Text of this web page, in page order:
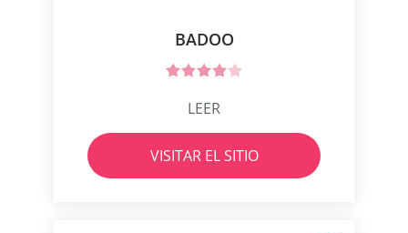
BADOO
LEER
VISITAR EL SITIO